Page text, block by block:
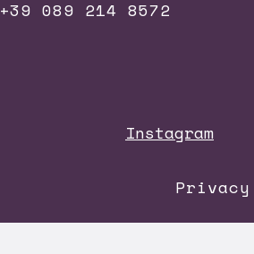
+39 089 214 8572
Instagram